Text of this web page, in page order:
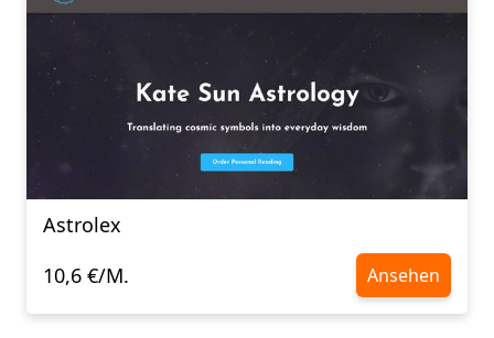
Astrolex
10,6 €/M.
Ansehen